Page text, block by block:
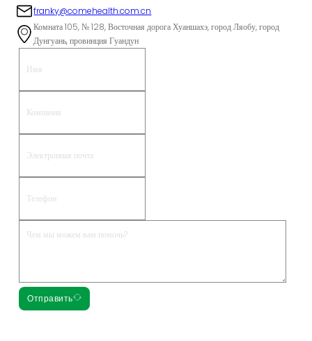
franky@comehealth.com.cn
Комната 105, № 128, Восточная дорога Хуаншахэ, город Ляобу, город
Дунгуань, провинция Гуандун
Отправить